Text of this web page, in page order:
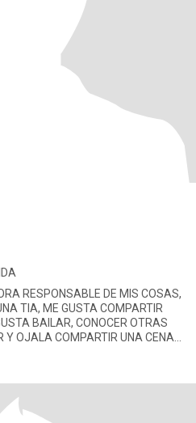
RESPONSABLE DE MIS COSAS,
TIA, ME GUSTA COMPARTIR
BAILAR, CONOCER OTRAS
Y OJALA COMPARTIR UNA CENA